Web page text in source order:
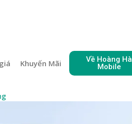
Khuyến Mãi
Về Hoàng Hà
Mobile